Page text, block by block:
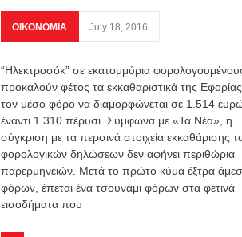
ΟΙΚΟΝΟΜΙΑ July 18, 2016
“Ηλεκτροσόκ” σε εκατομμύρια
προκαλούν φέτος τα εκκαθαριστικά της
τον μέσο φόρο να διαμορφώνεται σε 1.514
έναντι 1.310 πέρυσι. Σύμφωνα με «Τα Νέα», η
σύγκριση με τα περσινά στοιχεία εκκαθάρισης
φορολογικών δηλώσεων δεν αφήνει περιθώρια
παρερμηνειών. Μετά το πρώτο κύμα έξτρα
φόρων, έπεται ένα τσουνάμι φόρων στα φετινά
εισοδήματα που